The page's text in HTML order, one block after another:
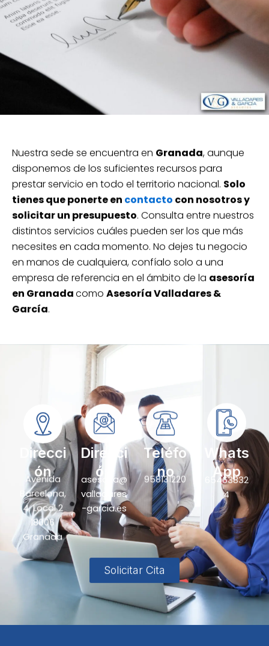
Nuestra sede se encuentra en Granada, aunque
disponemos de los suficientes recursos para
prestar servicio en todo el territorio nacional. Solo
tienes que ponerte en contacto con nosotros y
solicitar un presupuesto. Consulta entre nuestros
distintos servicios cuáles pueden ser los que más
necesites en cada momento. No dejes tu negocio
en manos de cualquiera, confíalo solo a una
empresa de referencia en el ámbito de la asesoría
en Granadacomo Asesoría Valladares &
García.
Direcci
ón
Avenida
Barcelona,
4, Local 2
18006
Granada
Direcci
ón
asesoria@
valladares
-garcia.es
Teléfo
no
958131220
Whats
App
65463832
4
Solicitar Cita